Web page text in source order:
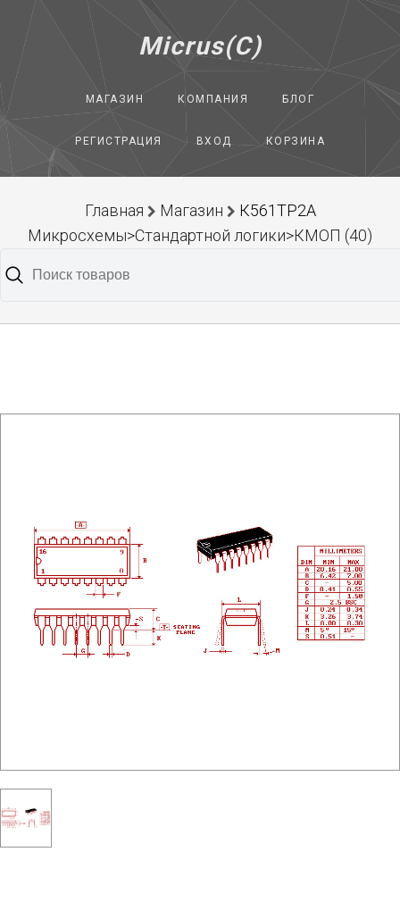
Micrus(C)
МАГАЗИН КОМПАНИЯ БЛОГ
РЕГИСТРАЦИЯ ВХОД КОРЗИНА
Главная Магазин
К561ТР2А
Микросхемы>Стандартной логики>КМОП (40)